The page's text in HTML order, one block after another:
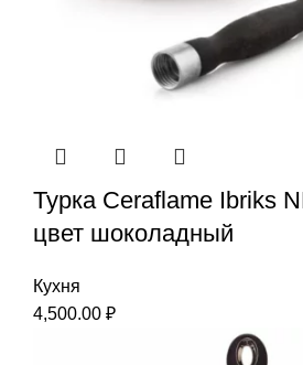
Турка Ceraflame Ibriks
цвет шоколадный
Кухня
4,500.00 ₽